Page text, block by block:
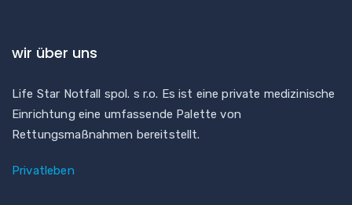
wir über uns
Life Star Notfall spol. s r.o. Es ist eine private medizinische
Einrichtung eine umfassende Palette von
Rettungsmaßnahmen bereitstellt.
Privatleben